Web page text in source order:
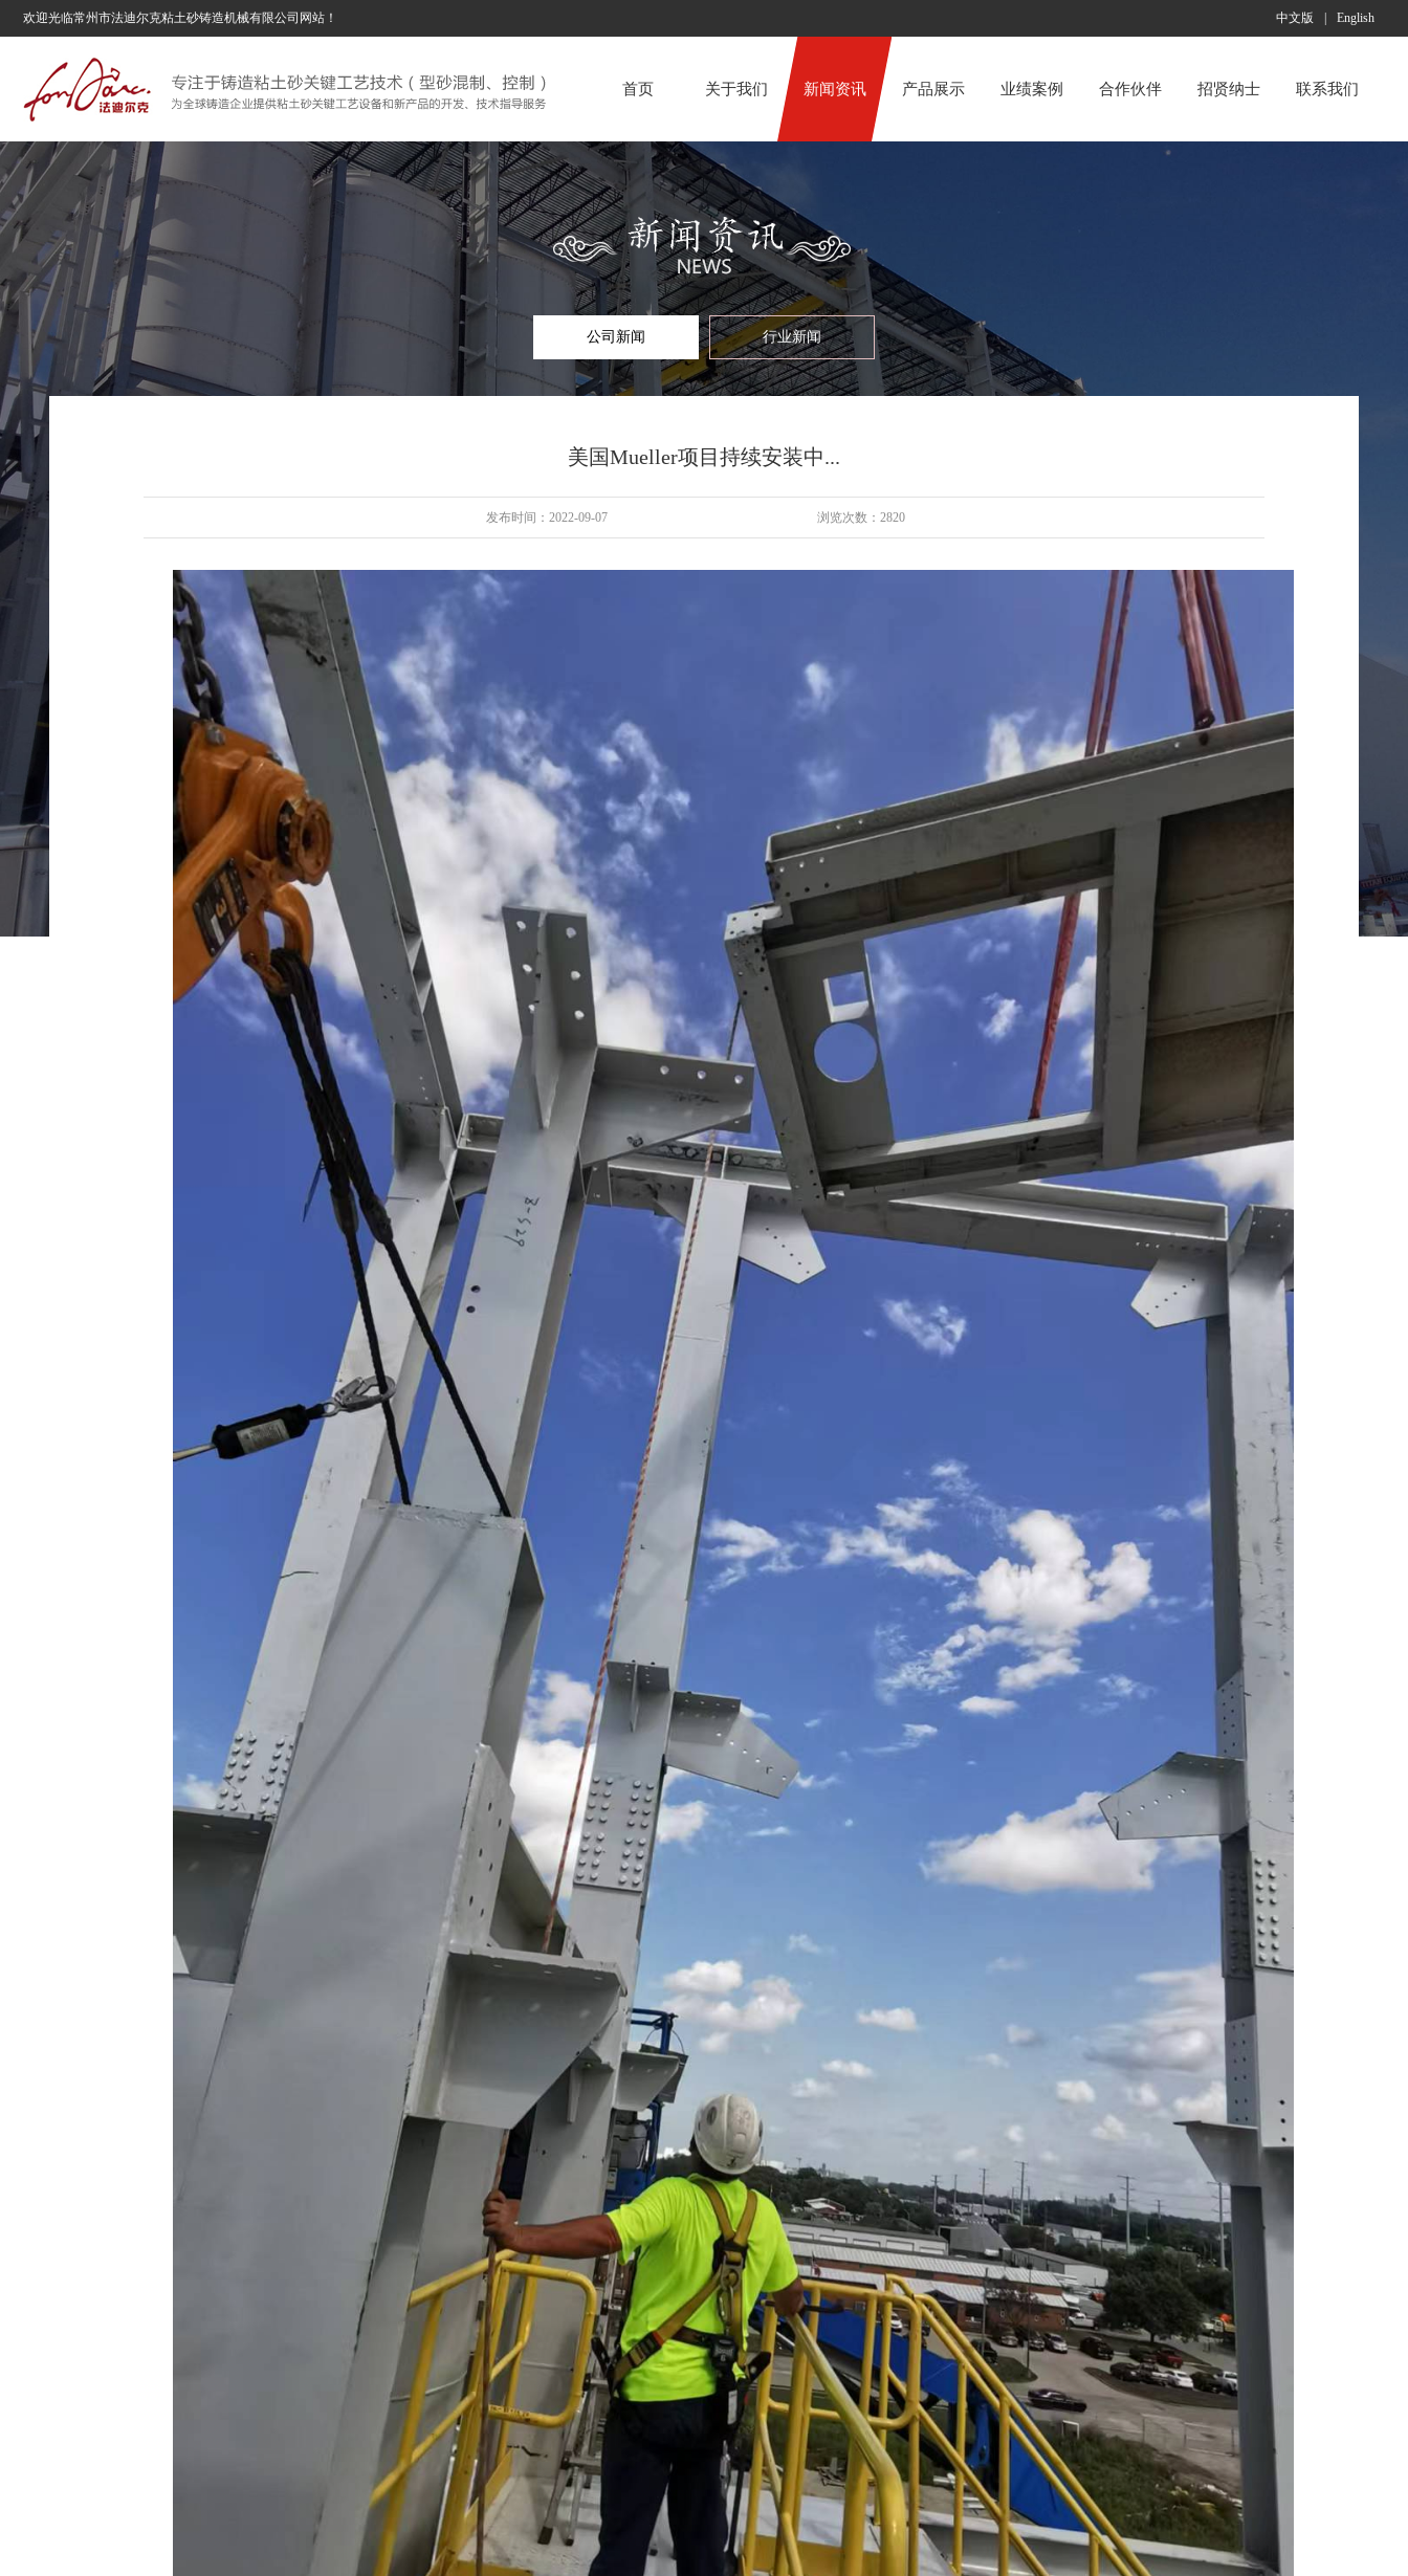
欢迎光临常州市法迪尔克粘土砂铸造机械有限公司网站！ 中文版 English
首页 关于我们 新闻资讯 产品展示 业绩案例 合作伙伴 招贤纳士 联系我们
公司新闻
公司新闻 行业新闻
行业新闻
美国Mueller项目持续安装中...
发布时间：2022-09-07 浏览次数：2820